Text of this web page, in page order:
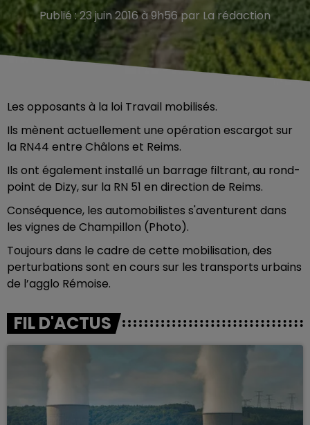
Publié : 23 juin 2016 à 9h56 par La rédaction
Les opposants à la loi Travail mobilisés.
Ils mènent actuellement une opération escargot sur
la RN44 entre Châlons et Reims.
Ils ont également installé un barrage filtrant, au rond-
point de Dizy, sur la RN 51 en direction de Reims.
Conséquence, les automobilistes s'aventurent dans
les vignes de Champillon (Photo).
Toujours dans le cadre de cette mobilisation, des
perturbations sont en cours sur les transports urbains
de l’agglo Rémoise.
FIL D'ACTUS